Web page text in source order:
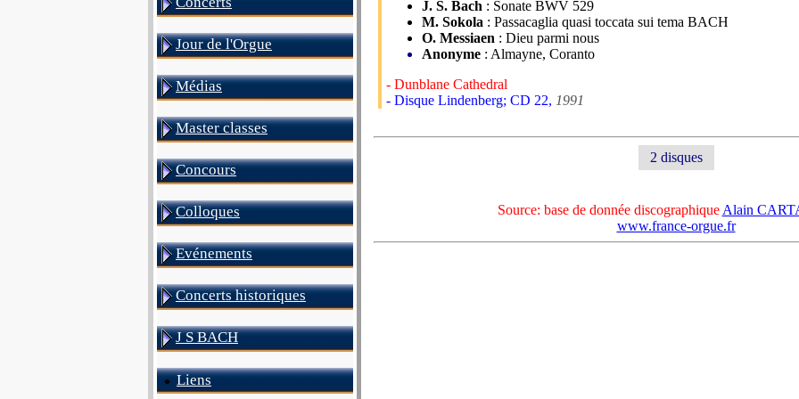
Jour de l'Orgue
Médias
Master classes
Concours
Colloques
Evénements
Concerts historiques
J S BACH
Liens
J. S. Bach : Sonate BWV 529
M. Sokola : Passacaglia quasi toccata sui tema BACH
O. Messiaen : Dieu parmi nous
Anonyme : Almayne, Coranto
- Dunblane Cathedral
- Disque Lindenberg; CD 22, 1991
2 disques
Source: base de donnée discographique Alain
www.france-orgue.fr